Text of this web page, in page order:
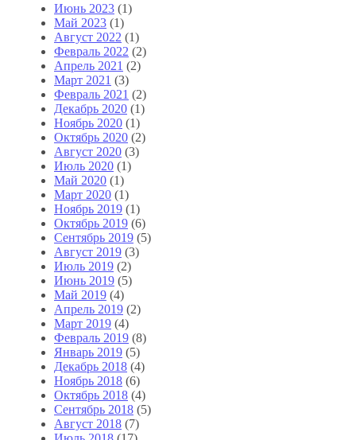
Июнь 2023 (1)
Май 2023 (1)
Август 2022 (1)
Февраль 2022 (2)
Апрель 2021 (2)
Март 2021 (3)
Февраль 2021 (2)
Декабрь 2020 (1)
Ноябрь 2020 (1)
Октябрь 2020 (2)
Август 2020 (3)
Июль 2020 (1)
Май 2020 (1)
Март 2020 (1)
Ноябрь 2019 (1)
Октябрь 2019 (6)
Сентябрь 2019 (5)
Август 2019 (3)
Июль 2019 (2)
Июнь 2019 (5)
Май 2019 (4)
Апрель 2019 (2)
Март 2019 (4)
Февраль 2019 (8)
Январь 2019 (5)
Декабрь 2018 (4)
Ноябрь 2018 (6)
Октябрь 2018 (4)
Сентябрь 2018 (5)
Август 2018 (7)